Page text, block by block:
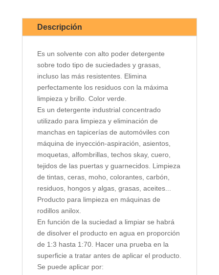
Descripción
Es un solvente con alto poder detergente
sobre todo tipo de suciedades y grasas,
incluso las más resistentes. Elimina
perfectamente los residuos con la máxima
limpieza y brillo. Color verde.
Es un detergente industrial concentrado
utilizado para limpieza y eliminación de
manchas en tapicerías de automóviles con
máquina de inyección-aspiración, asientos,
moquetas, alfombrillas, techos skay, cuero,
tejidos de las puertas y guarnecidos. Limpieza
de tintas, ceras, moho, colorantes, carbón,
residuos, hongos y algas, grasas, aceites...
Producto para limpieza en máquinas de
rodillos anilox.
En función de la suciedad a limpiar se habrá
de disolver el producto en agua en proporción
de 1:3 hasta 1:70. Hacer una prueba en la
superficie a tratar antes de aplicar el producto.
Se puede aplicar por: